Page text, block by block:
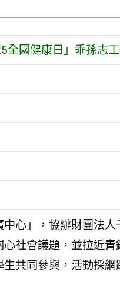
全國健康日」乖孫志
心」，協辦財團法
社會議題，並拉近青
共同參與，活動採